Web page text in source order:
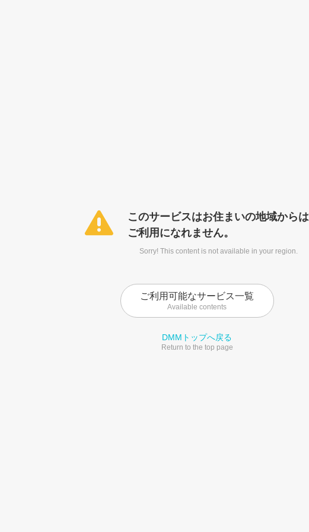
このサービスはお住まいの地域からは
ご利用になれません。
Sorry! This content is not available in your region.
ご利用可能なサービス一覧
Available contents
DMMトップへ戻る
Return to the top page